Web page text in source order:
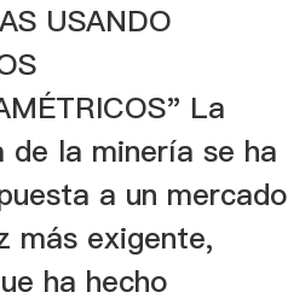
USANDO
La
de la minería se ha
a un mercado
más exigente,
ha hecho